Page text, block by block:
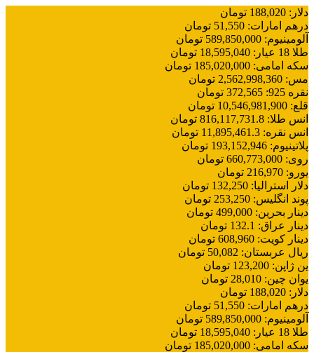
دلار :
188,020 تومان
درهم امارات:
51,550 تومان
آلومینیوم:
589,850,000 تومان
طلا 18 عیار
:
18,595,040 تومان
سکه امامی:
185,020,000 تومان
مس:
2,562,998,360 تومان
نقره 925
:
372,565 تومان
قلع:
10,546,981,900 تومان
انس طلا:
816,117,731.8 تومان
انس نقره:
11,895,461.3 تومان
پلاتینیوم:
193,152,946 تومان
روی:
660,773,000 تومان
یورو:
216,970 تومان
دلار استرالیا:
132,250 تومان
پوند انگلیس:
253,250 تومان
دینار بحرین:
499,000 تومان
دینار عراق:
132.1 تومان
دینار کویت:
608,960 تومان
ریال عربستان:
50,082 تومان
ین ژاپن:
123,200 تومان
یوان چین:
28,010 تومان
دلار :
188,020 تومان
درهم امارات:
51,550 تومان
آلومینیوم:
589,850,000 تومان
طلا 18 عیار
:
18,595,040 تومان
سکه امامی:
185,020,000 تومان